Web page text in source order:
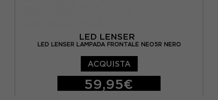
LED LENSER
LED LENSER LAMPADA FRONTALE NEO5R NERO
ACQUISTA
59,95€